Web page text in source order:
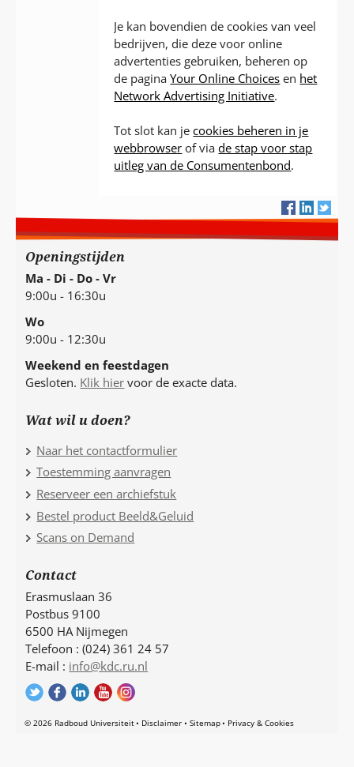
Je kan bovendien de cookies van veel
bedrijven, die deze voor online
advertenties gebruiken, beheren op
de paginaYour Online Choices en het
Network Advertising Initiative.
Tot slot kan jecookies beheren in je
webbrowser of viade stap voor stap
uitleg van de Consumentenbond.
Openingstijden
Ma - Di - Do - Vr
9:00u - 16:30u
Wo
9:00u - 12:30u
Weekend en feestdagen
Gesloten. Klik hier voor de exacte data.
Wat wil u doen?
Naar het contactformulier
Toestemming aanvragen
Reserveer een archiefstuk
Bestel product Beeld&Geluid
Scans on Demand
Contact
Erasmuslaan 36
Postbus 9100
6500 HA Nijmegen
Telefoon : (024) 361 24 57
E-mail : info@kdc.ru.nl
© 2026 Radboud Universiteit Disclaimer Sitemap Privacy & Cookies